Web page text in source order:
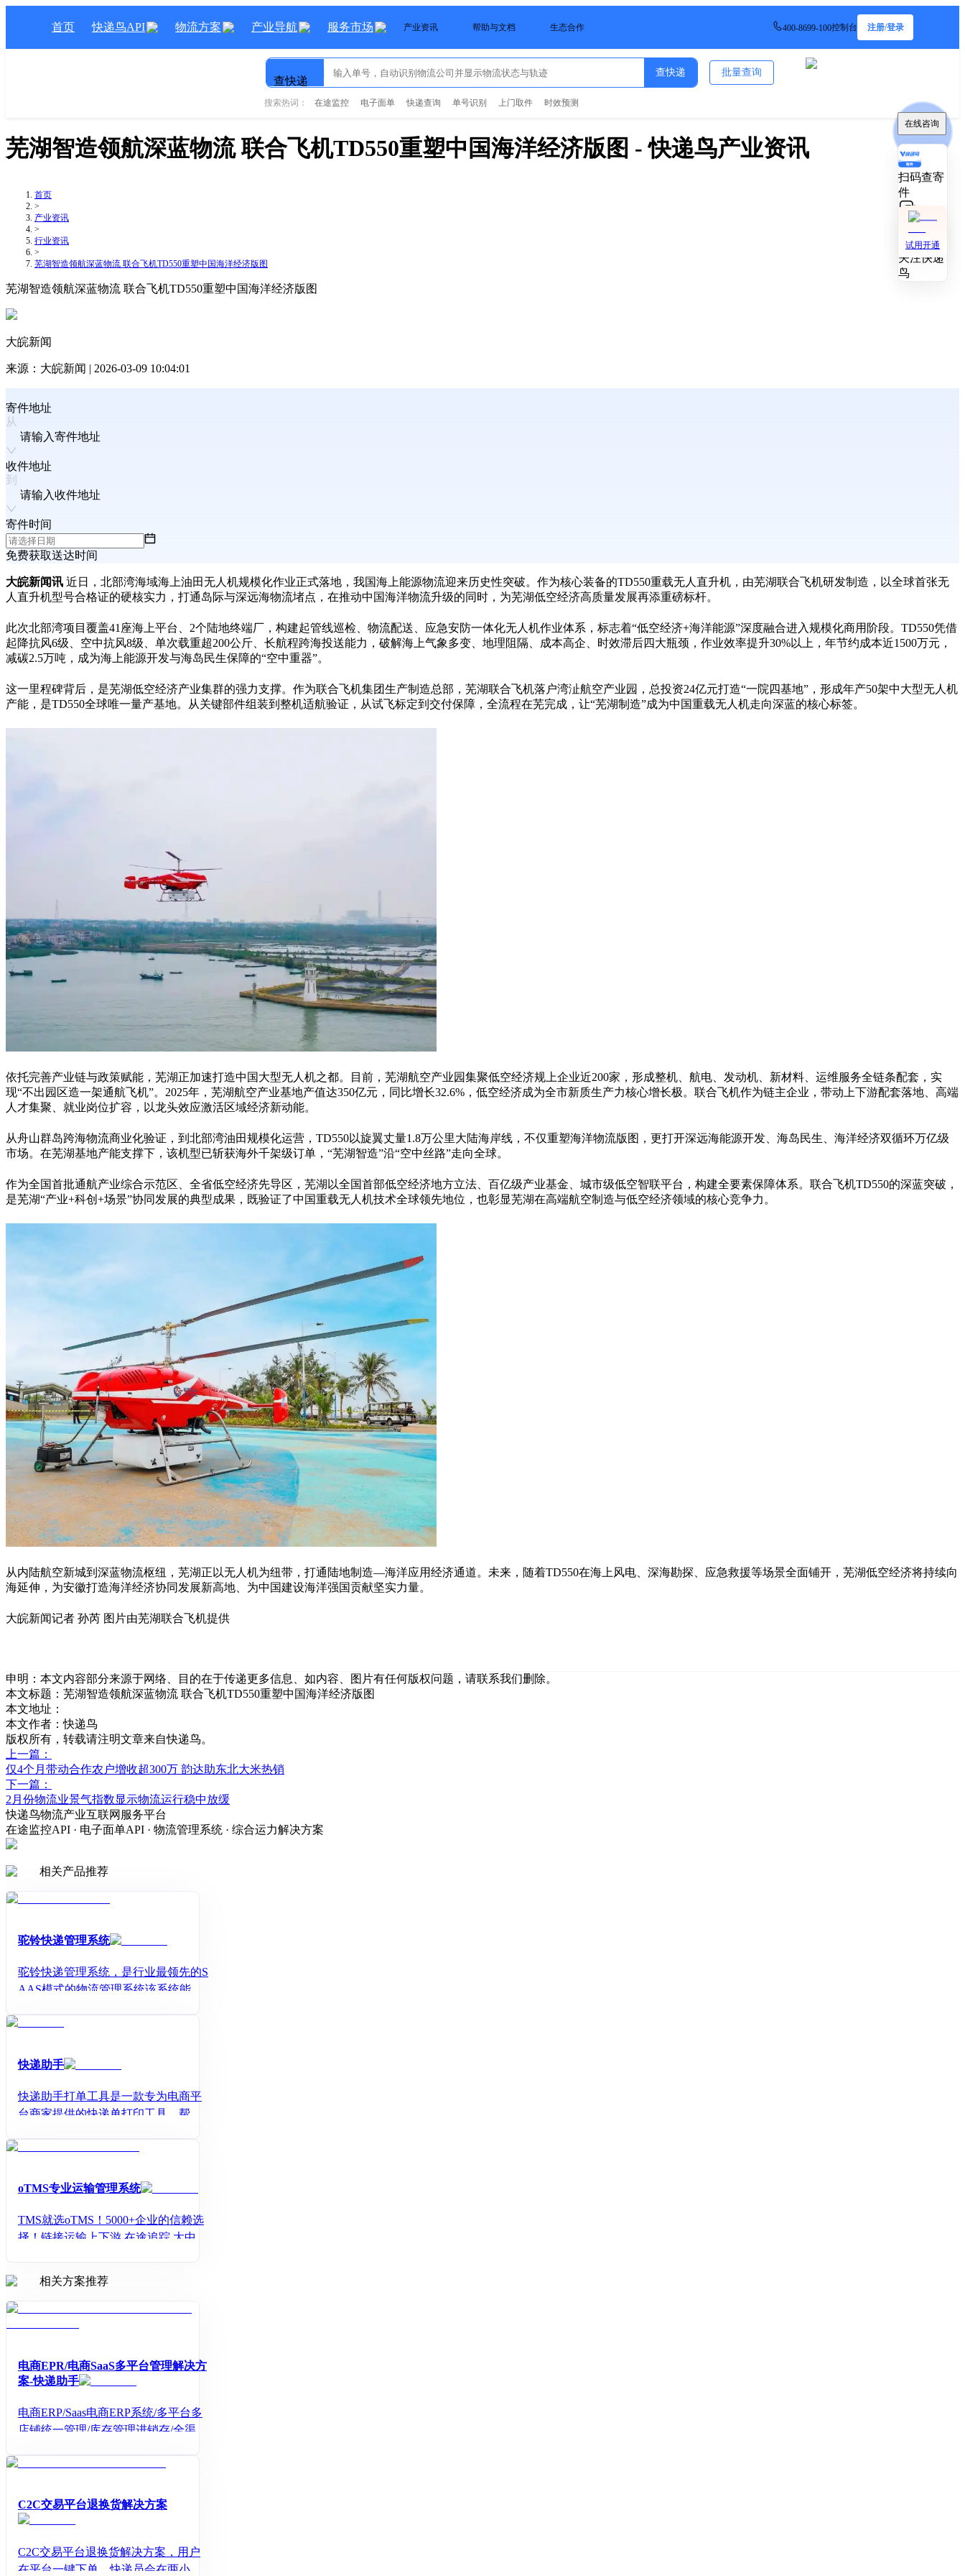
在线咨询
扫码查寄
件
技术对接
关注快递
鸟
试用开通
首页 快递鸟API 物流方案 产业导航 服务市场 产业资讯 帮助与文档 生态合作 400-8699-100控制台 注册/登录
查快递
查快递 批量查询
搜索热词： 在途监控 电子面单 快递查询 单号识别 上门取件 时效预测
芜湖智造领航深蓝物流 联合飞机TD550重塑中国海洋经济版图 - 快递鸟产业资讯
首页
>
产业资讯
>
行业资讯
>
芜湖智造领航深蓝物流 联合飞机TD550重塑中国海洋经济版图
芜湖智造领航深蓝物流 联合飞机TD550重塑中国海洋经济版图
大皖新闻
来源： 大皖新闻 | 2026-03-09 10:04:01
寄件地址
请输入寄件地址
收件地址
请输入收件地址
寄件时间
免费获取送达时间
大皖新闻讯 近日，北部湾海域海上油田无人机规模化作业正式落地，我国海上能源物流迎来历史性突破。作为核心装备的TD550重载无人直升机，由芜湖联合飞机研发制造，以全球首张无
人直升机型号合格证的硬核实力，打通岛际与深远海物流堵点，在推动中国海洋物流升级的同时，为芜湖低空经济高质量发展再添重磅标杆。
此次北部湾项目覆盖41 座海上平台、 2个陆地终端厂，构建起管线巡检、物流配送、应急安防一体化无人机作业体系，标志着“低空经济+海洋能源”深度融合进入规模化商用阶段。 TD550凭借
起降抗风6级、空中抗风8级、单次载重超200公斤、长航程跨海投送能力，破解海上气象多变、地理阻隔、成本高企、时效滞后四大瓶颈，作业效率提升30%以上，年节约成本近1500万元，
减碳2.5万吨，成为海上能源开发与海岛民生保障的“空中重器”。
这一里程碑背后，是芜湖低空经济产业集群的强力支撑。作为联合飞机集团生产制造总部，芜湖联合飞机落户湾沚航空产业园，总投资24亿元打造“一院四基地” ，形成年产50架中大型无人机
产能，是TD550全球唯一量产基地。从关键部件组装到整机适航验证，从试飞标定到交付保障，全流程在芜完成，让“芜湖制造”成为中国重载无人机走向深蓝的核心标签。
依托完善产业链与政策赋能，芜湖正加速打造中国大型无人机之都。目前，芜湖航空产业园集聚低空经济规上企业近200家，形成整机、航电、发动机、新材料、运维服务全链条配套，实
现“不出园区造一架通航飞机”。 2025年，芜湖航空产业基地产值达350亿元，同比增长32.6% ，低空经济成为全市新质生产力核心增长极。联合飞机作为链主企业，带动上下游配套落地、高端
人才集聚、就业岗位扩容，以龙头效应激活区域经济新动能。
从舟山群岛跨海物流商业化验证，到北部湾油田规模化运营， TD550以旋翼丈量1.8万公里大陆海岸线，不仅重塑海洋物流版图，更打开深远海能源开发、海岛民生、海洋经济双循环万亿级
市场。在芜湖基地产能支撑下，该机型已斩获海外千架级订单， “芜湖智造”沿“空中丝路”走向全球。
作为全国首批通航产业综合示范区、全省低空经济先导区，芜湖以全国首部低空经济地方立法、百亿级产业基金、城市级低空智联平台，构建全要素保障体系。联合飞机TD550的深蓝突破，
是芜湖“产业+科创 +场景”协同发展的典型成果，既验证了中国重载无人机技术全球领先地位，也彰显芜湖在高端航空制造与低空经济领域的核心竞争力。
从内陆航空新城到深蓝物流枢纽，芜湖正以无人机为纽带，打通陆地制造—海洋应用经济通道。未来，随着TD550在海上风电、深海勘探、应急救援等场景全面铺开，芜湖低空经济将持续向
海延伸，为安徽打造海洋经济协同发展新高地、为中国建设海洋强国贡献坚实力量。
大皖新闻记者 孙芮 图片由芜湖联合飞机提供
申明：本文内容部分来源于网络、目的在于传递更多信息、如内容、图片有任何版权问题，请联系我们删除。
本文标题： 芜湖智造领航深蓝物流 联合飞机TD550重塑中国海洋经济版图
本文地址：
本文作者：快递鸟
版权所有，转载请注明文章来自快递鸟。
上一篇：
仅4个月带动合作农户增收超300万 韵达助东北大米热销
下一篇：
2月份物流业景气指数显示物流运行稳中放缓
快递鸟物流产业互联网服务平台
在途监控API · 电子面单API · 物流管理系统 · 综合运力解决方案
相关产品推荐
驼铃快递管理系统
驼铃快递管理系统，是行业最领先的S
AAS模式的物流管理系统该系统能满
流业务，其业务涵盖了国际小包、国
输、海外分拣、海外派送等。给国内
捷的解决方案和广阔的渠道推广。
快递助手
快递助手打单工具是一款专为电商平
台商家提供的快递单打印工具，帮助
oTMS专业运输管理系统
TMS就选oTMS！5000+企业的信赖选
择！链接运输上下游 在途追踪 大中型
相关方案推荐
电商EPR/电商SaaS多平台管理解决方
案-快递助手
电商ERP/Saas电商ERP系统/多平台多
店铺统一管理/库存管理进销存/全渠道
C2C交易平台退换货解决方案
C2C交易平台退换货解决方案，用户
在平台一键下单，快递员会在两小时
在线咨询
扫码查寄
件
技术对接
关注快递
鸟
试用开通